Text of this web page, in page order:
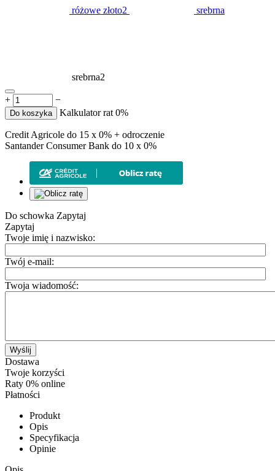
różowe złoto2 srebrna
srebrna2
+ −
Do koszyka Kalkulator rat 0%
Credit Agricole do 15 x 0% + odroczenie
Santander Consumer Bank do 10 x 0%
Do schowka Zapytaj
Zapytaj
Twoje imię i nazwisko:
Twój e-mail:
Twoja wiadomość:
Wyślij
Dostawa
Twoje korzyści
Raty 0% online
Płatności
Produkt
Opis
Specyfikacja
Opinie